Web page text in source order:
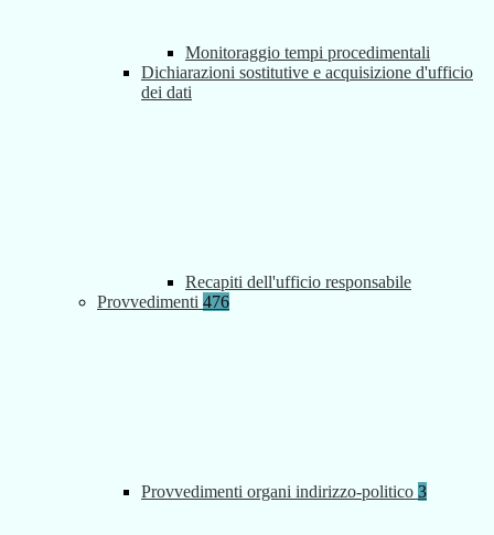
Monitoraggio tempi procedimentali
Dichiarazioni sostitutive e acquisizione d'ufficio
dei dati
Recapiti dell'ufficio responsabile
Provvedimenti 476
Provvedimenti organi indirizzo-politico 3